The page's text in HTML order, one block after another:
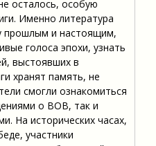
осталось, особую
Именно литература
прошлым и настоящим,
голоса эпохи, узнать
выстоявших в
хранят память, не
смогли ознакомиться
о ВОВ, так и
На исторических часах,
участники